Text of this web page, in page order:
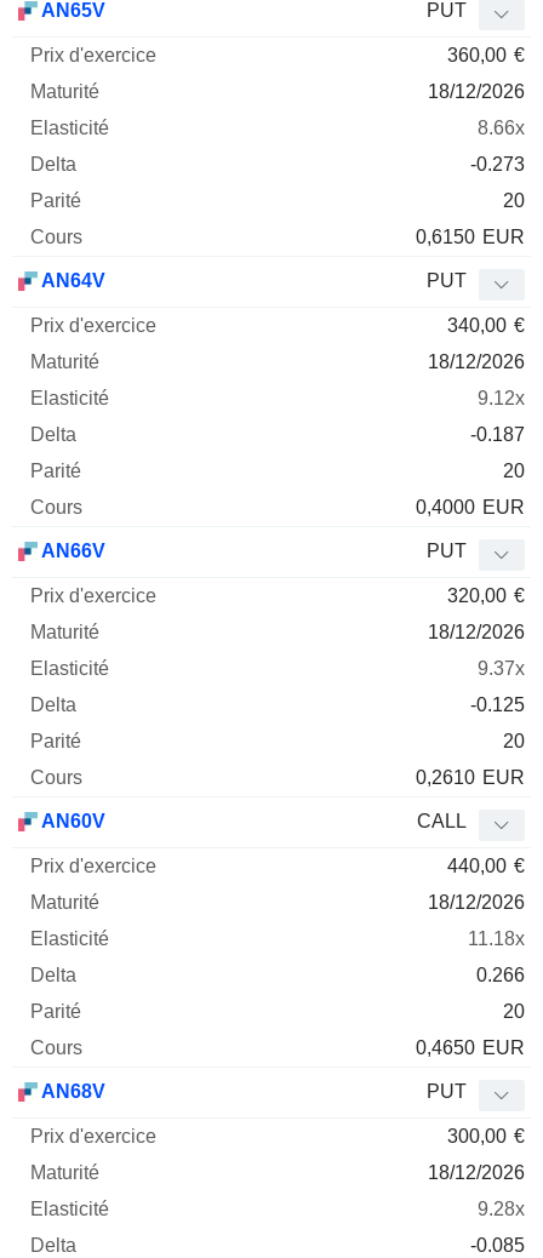
AN65V PUT
360,00 €
18/12/2026
8.66x
-0.273
20
0,6150 EUR
AN64V PUT
340,00 €
18/12/2026
9.12x
-0.187
20
0,4000 EUR
AN66V PUT
320,00 €
18/12/2026
9.37x
-0.125
20
0,2610 EUR
AN60V CALL
440,00 €
18/12/2026
11.18x
0.266
20
0,4650 EUR
AN68V PUT
300,00 €
18/12/2026
9.28x
-0.085